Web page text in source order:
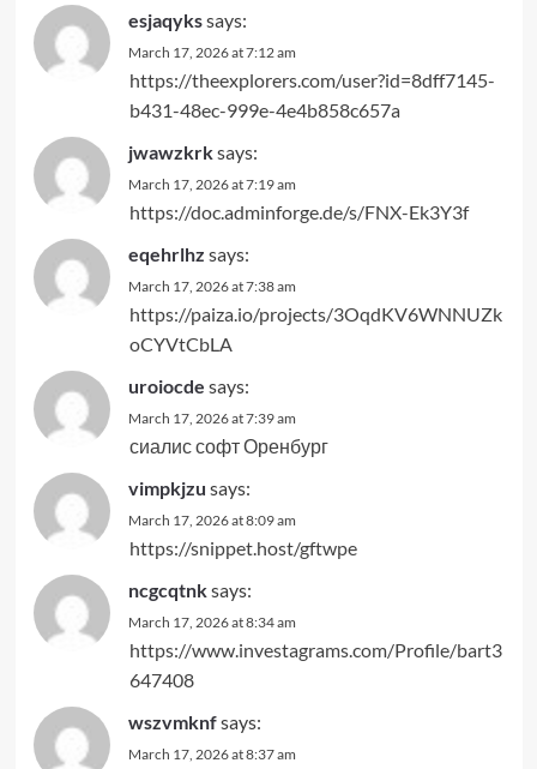
esjaqykssays:
March 17, 2026 at 7:12 am
https://theexplorers.com/user?id=8dff7145-
b431-48ec-999e-4e4b858c657a
jwawzkrksays:
March 17, 2026 at 7:19 am
https://doc.adminforge.de/s/FNX-Ek3Y3f
eqehrlhz says:
March 17, 2026 at 7:38 am
https://paiza.io/projects/3OqdKV6WNNUZk
oCYVtCbLA
uroiocde says:
March 17, 2026 at 7:39 am
сиалис софт Оренбург
vimpkjzu says:
March 17, 2026 at 8:09 am
https://snippet.host/gftwpe
ncgcqtnksays:
March 17, 2026 at 8:34 am
https://www.investagrams.com/Profile/bart3
647408
wszvmknfsays:
March 17, 2026 at 8:37 am